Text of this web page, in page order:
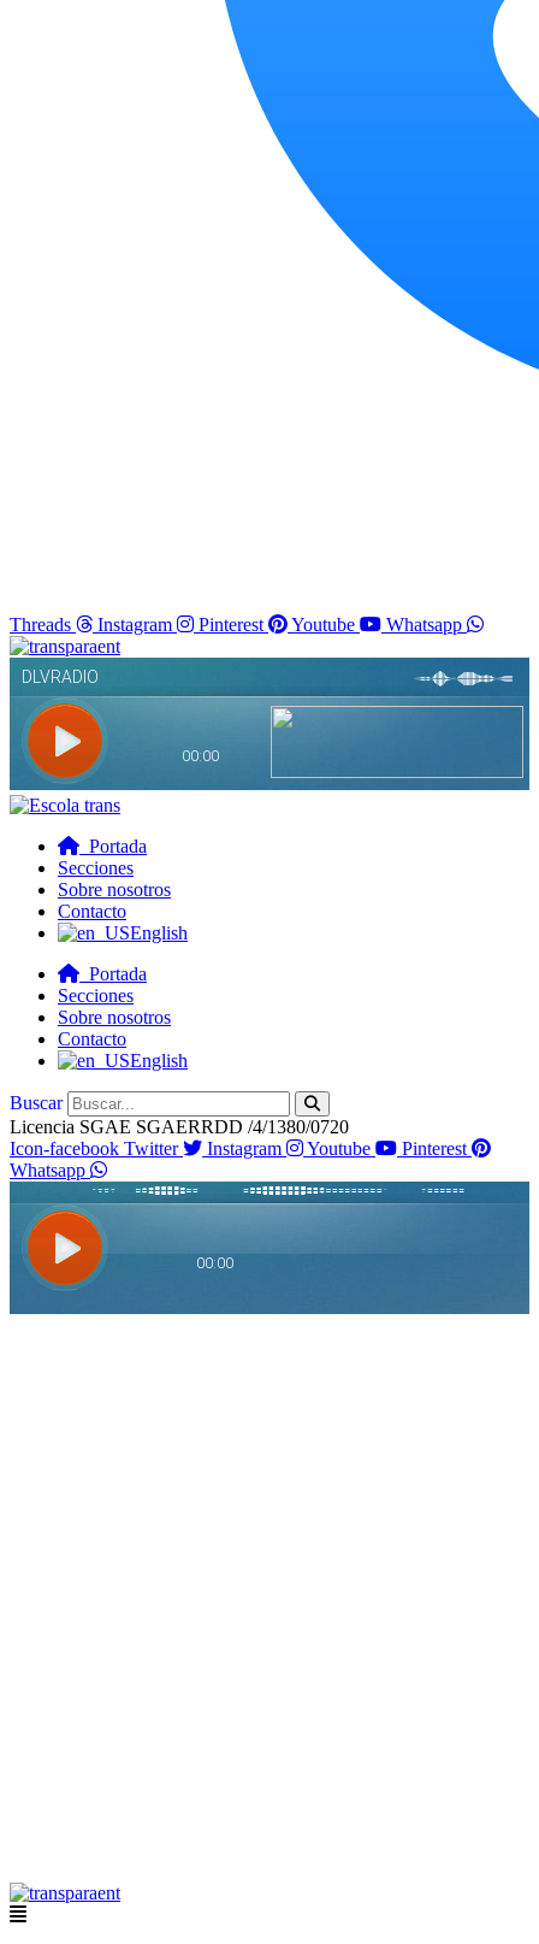
Threads Instagram Pinterest Youtube Whatsapp
Portada
Secciones
Sobre nosotros
Contacto
English
Portada
Secciones
Sobre nosotros
Contacto
English
Buscar
Licencia SGAE SGAERRDD /4/1380/0720
Icon-facebook Twitter Instagram Youtube
Pinterest
Whatsapp
Flyout